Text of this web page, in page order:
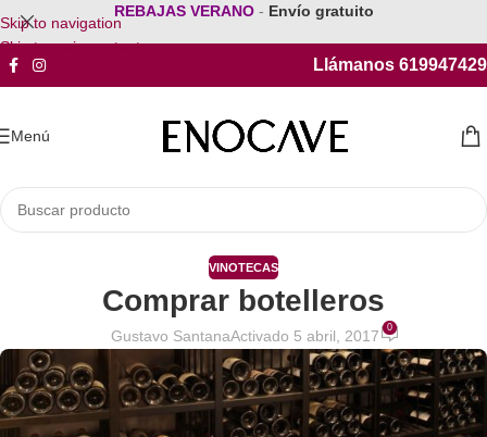
Skip to navigation
Skip to main content
REBAJAS VERANO - Envío gratuito
Llámanos 619947429
Menú
VINOTECAS
Comprar botelleros
Gustavo SantanaActivado 5 abril, 2017 0